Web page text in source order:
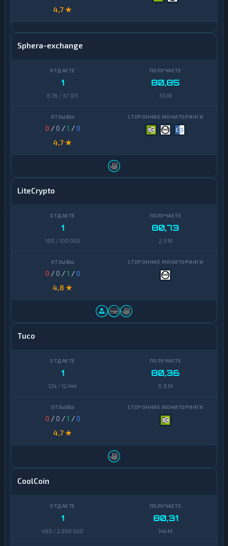
4,7 ★
Sphera-exchange
1
6,18 / 37 105
80,85
30 M
0 / 0 /1 /0
4,7 ★
LiteCrypto
1
100 / 100 000
80,73
2,5 M
0 / 0 /1 /0
4,8 ★
Tuco
1
124 / 12 444
80,36
6,8 M
0 / 0 /1 /0
4,7 ★
CoolCoin
1
499 / 2 000 000
80,31
144 M